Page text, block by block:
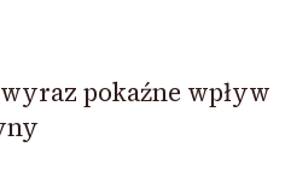
pokaźne wpływ